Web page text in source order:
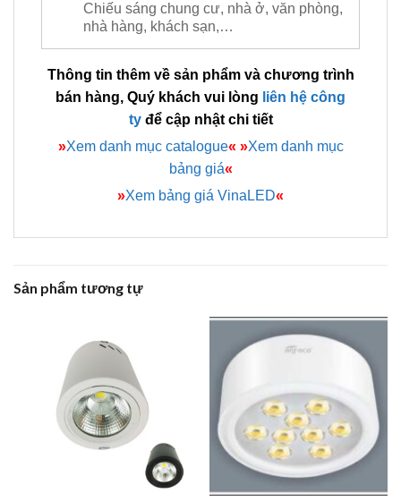
Chiếu sáng chung cư, nhà ở, văn phòng,
nhà hàng, khách sạn,…
Thông tin thêm về sản phẩm và chương trình
bán hàng, Quý khách vui lòng liên hệ công
tyđể cập nhật chi tiết
»Xem danh mục catalogue« »Xem danh mục
bảng giá«
»Xem bảng giá VinaLED«
Sản phẩm tương tự